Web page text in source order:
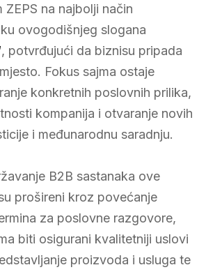
na najbolji način
ovogodišnjeg slogana
, potvrđujući da biznisu pripada
Fokus sajma ostaje
konkretnih poslovnih prilika,
kompanija i otvaranje novih
i međunarodnu saradnju.
B2B sastanaka ove
prošireni kroz povećanje
za poslovne razgovore,
biti osigurani kvalitetniji uslovi
proizvoda i usluga te